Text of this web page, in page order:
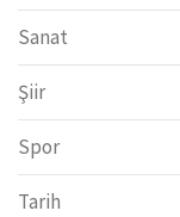
Sanat
Şiir
Spor
Tarih